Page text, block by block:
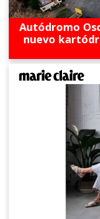
Autódromo
nuevo